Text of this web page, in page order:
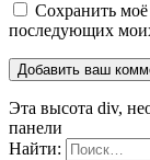
Сохранить моё
последующих
Эта высота div,
панели
Найти: